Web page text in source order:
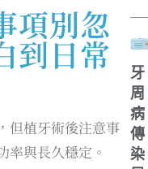
項別忽
到日常
但植牙術後注意事
率與長久穩定。
牙
周
病
傳
染